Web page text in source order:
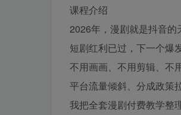
课程介绍
2026年，漫剧就是抖音的
短剧红利已过，下一个
不用画画、不用剪辑、不
平台流量倾斜、分成政策
我把全套漫剧付费教学整